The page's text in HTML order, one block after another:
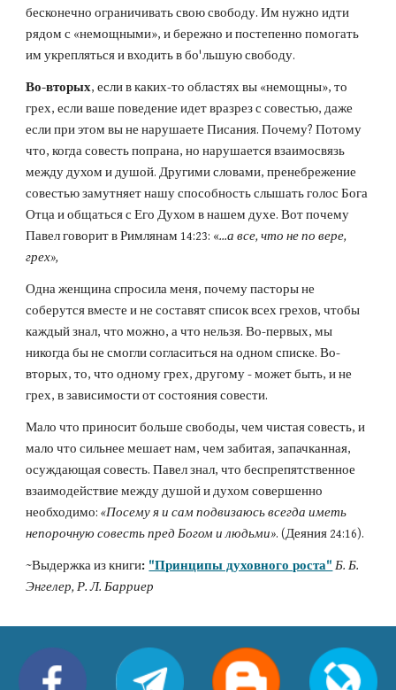
бесконечно ограничивать свою свободу. Им нужно идти
рядом с «немощными», и бережно и постепенно помогать
им укрепляться и входить в бо'льшую свободу.
Во-вторых, если в каких-то областях вы «немощны», то
грех, если ваше поведение идет вразрез с совестью, даже
если при этом вы не нарушаете Писания. Почему? Потому
что, когда совесть попрана, но нарушается взаимосвязь
между духом и душой. Другими словами, пренебрежение
совестью замутняет нашу способность слышать голос Бога
Отца и общаться с Его Духом в нашем духе. Вот почему
Павел говорит в Римлянам 14:23: «...а все, что не по вере,
грех»,
Одна женщина спросила меня, почему пасторы не
соберутся вместе и не составят список всех грехов, чтобы
каждый знал, что можно, а что нельзя. Во-первых, мы
никогда бы не смогли согласиться на одном списке. Во-
вторых, то, что одному грех, другому - может быть, и не
грех, в зависимости от состояния совести.
Мало что приносит больше свободы, чем чистая совесть, и
мало что сильнее мешает нам, чем забитая, запачканная,
осуждающая совесть. Павел знал, что беспрепятственное
взаимодействие между душой и духом совершенно
необходимо: «Посему я и сам подвизаюсь всегда иметь
непорочную совесть пред Богом и людьми». (Деяния 24:16).
~Выдержка из книги: "Принципы духовного роста" Б. Б.
Энгелер, Р. Л. Барриер